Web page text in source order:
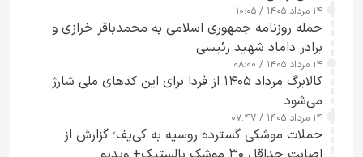
۱۴ مرداد ۱۴۰۵ / ۱۰:۰۵
حمله روزنامه جمهوری اسلامی به محمدباقر خرازی و
برادر داماد شهید رئیسی
۱۴ مرداد ۱۴۰۵ / ۰۸:۰۰
کالابرگ مرداد ۱۴۰۵ از فردا برای این کدهای ملی شارژ
می‌شود
۱۴ مرداد ۱۴۰۵ / ۰۷:۴۷
حملات موشکی گسترده روسیه به کی‌یف؛ گزارش از